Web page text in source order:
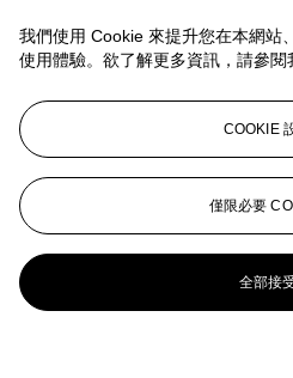
我們使用 Cookie 來提升您在本網站
使用體驗。欲了解更多資訊，請參閱
COOKIE
僅限必要
全部接